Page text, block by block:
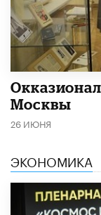
Москвы
26 ИЮНЯ
ЭКОНОМИКА